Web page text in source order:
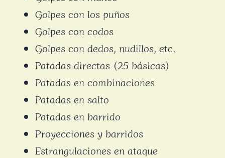
Golpes con los puños
Golpes con codos
Golpes con dedos, nudillos, etc.
Patadas directas (25 básicas)
Patadas en combinaciones
Patadas en salto
Patadas en barrido
Proyecciones y barridos
Estrangulaciones en ataque